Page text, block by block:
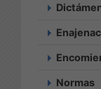
Normas